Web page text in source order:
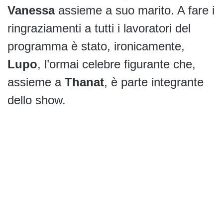
Vanessaassieme a suo marito. A fare i
ringraziamenti a tutti i lavoratori del
programma è stato, ironicamente,
Lupo, l’ormai celebre figurante che,
assieme a Thanat, è parte integrante
dello show.